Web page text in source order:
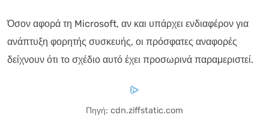
Όσον αφορά τη Microsoft, αν και υπάρχει ενδιαφέρον για
ανάπτυξη φορητής συσκευής, οι πρόσφατες αναφορές
δείχνουν ότι το σχέδιο αυτό έχει προσωρινά παραμεριστεί.
Πηγή: cdn.ziffstatic.com